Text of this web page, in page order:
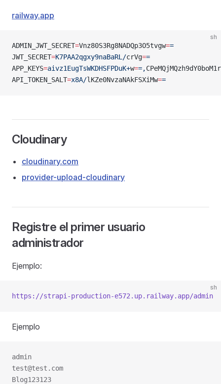
railway.app
sh
ADMIN_JWT_SECRET=Vnz80S3Rg8NADQp3O5tvgw==
JWT_SECRET=K7PAA2qgxy9naBaRL/crVg==
APP_KEYS=aivz1EugTsWKDHSFPDuK+w==,
API_TOKEN_SALT=x8A/lKZe0NvzaNAkFSXiMw==
Cloudinary
cloudinary.com
provider-upload-cloudinary
Registre el primer usuario
administrador
Ejemplo:
sh
https://strapi-production-e572.up.railway.app/admin
Ejemplo
admin
test@test.com
Blog123123